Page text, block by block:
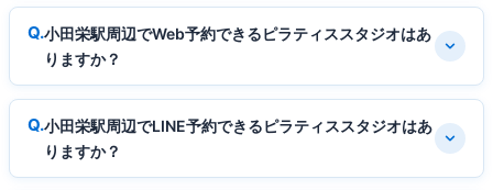
小田栄駅周辺でWeb予約できるピラティススタジオはあ
りますか？
小田栄駅周辺でLINE予約できるピラティススタジオはあ
りますか？